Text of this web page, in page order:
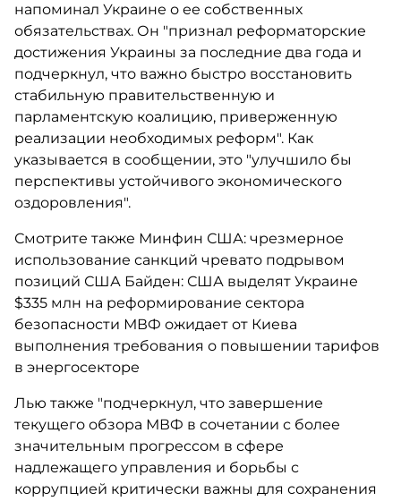
напоминал Украине о ее собственных
обязательствах. Он "признал реформаторские
достижения Украины за последние два года и
подчеркнул, что важно быстро восстановить
стабильную правительственную и
парламентскую коалицию, приверженную
реализации необходимых реформ". Как
указывается в сообщении, это "улучшило бы
перспективы устойчивого экономического
оздоровления".
Смотрите также Минфин США: чрезмерное
использование санкций чревато подрывом
позиций США Байден: США выделят Украине
$335 млн на реформирование сектора
безопасности МВФ ожидает от Киева
выполнения требования о повышении тарифов
в энергосекторе
Лью также "подчеркнул, что завершение
текущего обзора МВФ в сочетании с более
значительным прогрессом в сфере
надлежащего управления и борьбы с
коррупцией критически важны для сохранения